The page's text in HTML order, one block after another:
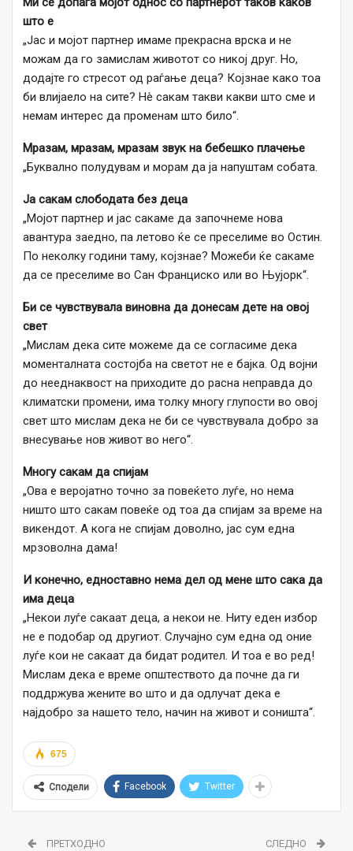
што е
„Јас и мојот партнер имаме прекрасна врска и не
можам да го замислам животот со никој друг. Но,
додајте го стресот од раѓање деца? Којзнае како тоа
би влијаело на сите? Нè сакам такви какви што сме и
немам интерес да променам што било“.
Мразам, мразам, мразам звук на бебешко плачење
„Буквално полудувам и морам да ја напуштам собата.
Ја сакам слободата без деца
„Мојот партнер и јас сакаме да започнеме нова
авантура заедно, па летово ќе се преселиме во Остин.
По неколку години таму, којзнае? Можеби ќе сакаме
да се преселиме во Сан Франциско или во Њујорк“.
Би се чувствувала виновна да донесам дете на овој
свет
„Мислам дека сите можеме да се согласиме дека
моменталната состојба на светот не е бајка. Од војни
до нееднаквост на приходите до расна неправда до
климатски промени, има толку многу глупости во овој
свет што мислам дека не би се чувствувала добро за
внесување нов живот во него“.
Многу сакам да спијам
„Ова е веројатно точно за повеќето луѓе, но нема
ништо што сакам повеќе од тоа да спијам за време на
викендот. А кога не спијам доволно, јас сум една
мрзоволна дама!
И конечно, едноставно нема дел од мене што сака да
има деца
„Некои луѓе сакаат деца, а некои не. Ниту еден избор
не е подобар од другиот. Случајно сум една од оние
луѓе кои не сакаат да бидат родител. И тоа е во ред!
Мислам дека е време општеството да почне да ги
поддржува жените во што и да одлучат дека е
најдобро за нашето тело, начин на живот и соништа“.
675
Сподели Facebook Twitter
ПРЕТХОДНО СЛЕДНО